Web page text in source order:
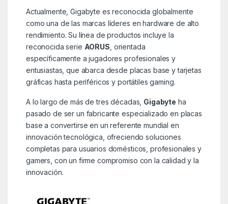
Actualmente, Gigabyte es reconocida globalmente
como una de las marcas líderes en hardware de alto
rendimiento. Su línea de productos incluye la
reconocida serie AORUS , orientada
específicamente a jugadores profesionales y
entusiastas, que abarca desde placas base y tarjetas
gráficas hasta periféricos y portátiles gaming.
A lo largo de más de tres décadas, Gigabyte ha
pasado de ser un fabricante especializado en placas
base a convertirse en un referente mundial en
innovación tecnológica, ofreciendo soluciones
completas para usuarios domésticos, profesionales y
gamers, con un firme compromiso con la calidad y la
innovación.